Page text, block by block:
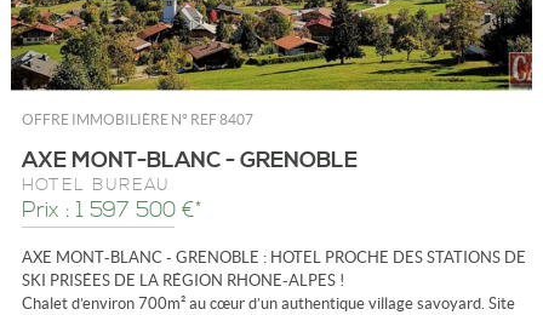
OFFRE IMMOBILIÈRE N° REF 8407
AXE MONT-BLANC - GRENOBLE
HÔTEL BUREAU
Prix : 1 597 500 €*
AXE MONT-BLANC - GRENOBLE : HOTEL PROCHE DES STATIONS DE
SKI PRISÉES DE LA RÉGION RHONE-ALPES !
Chalet d’environ 700m² au cœur d’un authentique village savoyard. Site